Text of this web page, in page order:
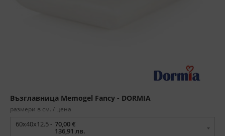
Възглавница Memogel Fancy - DORMIA
размери в см. / цена
60x40x12.5 - 70,00 €
136,91 лв.